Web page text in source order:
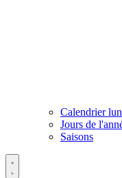
Calendrier
Jours de
Saisons